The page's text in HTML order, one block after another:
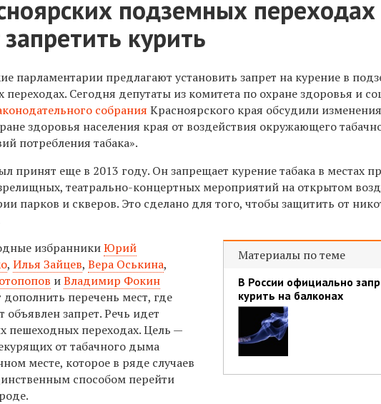
подземных переходах
курить
парламентарии предлагают установить запрет на курение в
Сегодня депутаты из комитета по охране здоровья и
собрания Красноярского края обсудили
здоровья населения края от воздействия окружающего
потребления табака».
принят еще в 2013 году. Он запрещает курение табака в местах
театрально-концертных мероприятий на открытом
парков и скверов. Это сделано для того, чтобы защитить от
Материалы по теме
В России официально
курить на балконах
избранникиЮрий
,Илья Зайцев,Вера Оськина,
иВладимир Фокин
перечень мест, где
объявлен запрет. Речь идет
пешеходных переходах. Цель —
от табачного дыма
месте, которое в ряде случаев
способом перейти